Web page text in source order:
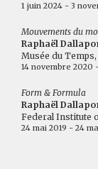
1 juin 2024 - 3
Mouvements du
Raphaël
Musée du
14 novembre 2020
Form & Formula
Raphaël
Federal Institute
24 mai 2019 - 24